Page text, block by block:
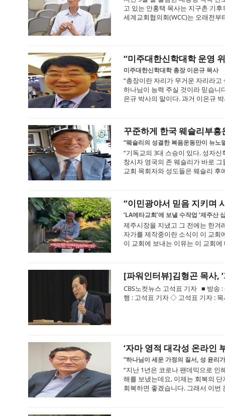
고 있는 안홍택 목사는 지구촌 기
세계교회협의회(WCC)는 오래전부
“미주대한신학대학 운영
미주대한신학대학 총장 이은규 목사
“총장이란 자리가 무거운 자리라
하나님이 능력 주실 것이라 믿습니
은규 박사의 말이다. 과거 이은규
꾸준하게 한국 웨슬리부
“웨슬리의 성결한 복음운동만이 뉴노
“기독교의 3대 스승이 있다. 성자
창시자 영국의 존 웨슬리가 바로
교회 목회자와 성도들은 웨슬리 후
“이민광야서 믿음 지키며
‘LA메타교회’에 보낼 수작업 ‘제주산
제주시장을 지냈고 그 전에는 한겨
자가를 제작중이란 소식이 이 교회
이 교회에 보내는 이유는 이 교회
[파워인터뷰]김형곤 목사,
CBS노컷뉴스 고석표 기자 ■ 방송 :
행 : 고석표 기자 ◇ 고석표 기자 :
‘자마 영적 대각성 온라인
“하나님이 세운 가정의 질서, 성 윤리
“지난 1년은 코로나 팬데믹으로 인
해를 보냈는데요, 이제는 회복의
회복하면 좋겠습니다. 그래서 이번